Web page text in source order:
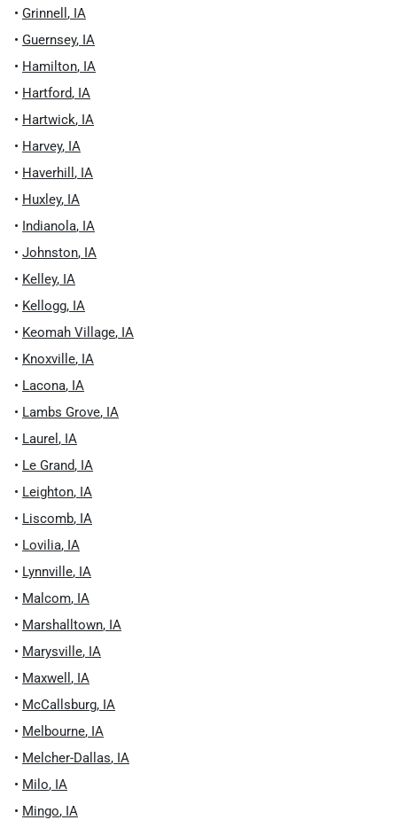
• Grinnell , IA
• Guernsey, IA
• Hamilton, IA
• Hartford, IA
• Hartwick, IA
• Harvey, IA
• Haverhill , IA
• Huxley, IA
• Indianola, IA
• Johnston, IA
• Kelley, IA
• Kellogg, IA
• Keomah Village, IA
• Knoxville, IA
• Lacona, IA
• Lambs Grove, IA
• Laurel , IA
• Le Grand, IA
• Leighton, IA
• Liscomb, IA
• Lovilia, IA
• Lynnville, IA
• Malcom, IA
• Marshalltown, IA
• Marysville, IA
• Maxwell , IA
• McCallsburg, IA
• Melbourne, IA
• Melcher-Dallas, IA
• Milo, IA
• Mingo, IA